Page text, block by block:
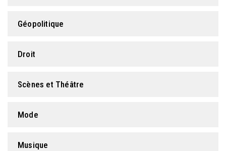
Géopolitique
Droit
Scènes et Théâtre
Mode
Musique